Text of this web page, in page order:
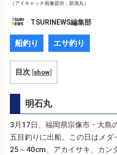
（アイキャッチ画像提供：新漁丸）
TSURINEWS編集部
船釣り エサ釣り
目次 [show]
明石丸
3月17日、福岡県宗像市・大島
五目釣りに出船。この日はメ
25～40cm、アカイサキ、カン